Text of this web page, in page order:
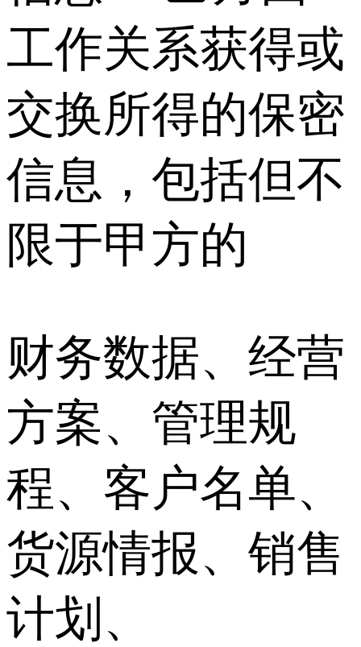
工作关系获得或
交换所得的保密
信息，包括但不
限于甲方的
财务数据、经营
方案、管理规
程、客户名单、
货源情报、销售
计划、